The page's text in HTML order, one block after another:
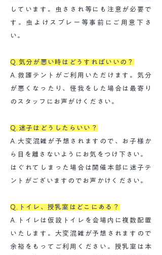
しています。虫さされ等にも注意が必要で
す。虫よけスプレー等事前にご用意下さ
い。
Q.気分が悪い時はどうすればいいの？
A.救護テントがご利用いただけます。気分
が悪くなったり、怪我をした場合は最寄り
のスタッフにお声がけください。
Q.迷子はどうしたらいい？
A.大変混雑が予想されますので、お子様か
ら目を離さないようにお気をつけ下さい。
はぐれてしまった場合は開催本部に迷子テ
ントがございますのでお声かけください。
Q.トイレ、授乳室はどこにある？
A.トイレは仮設トイレを会場内に複数配置
いたします。大変混雑が予想されますので
余裕をもってご利用ください。授乳室は本